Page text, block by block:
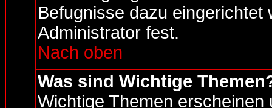
Befugnisse dazu
Administrator fest.
Nach oben
Was sind Wichtige
Wichtige Themen